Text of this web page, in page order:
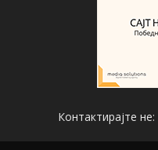
Контактирајте не: